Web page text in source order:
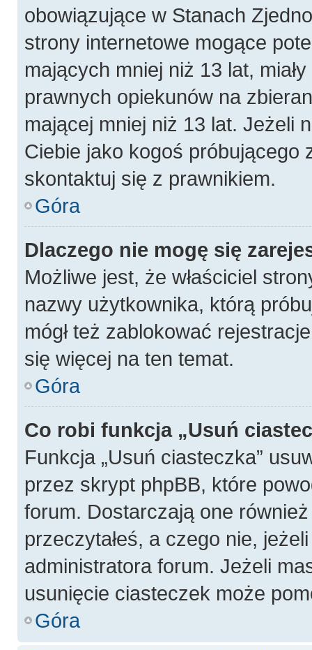
obowiązujące w Stanach
strony internetowe mogące
mających mniej niż 13 lat,
prawnych opiekunów na
mającej mniej niż 13 lat. Jeżeli
Ciebie jako kogoś próbującego
skontaktuj się z prawnikiem.
Góra
Dlaczego nie mogę się
Możliwe jest, że właściciel
nazwy użytkownika, którą
mógł też zablokować
się więcej na ten temat.
Góra
Co robi funkcja „Usuń
Funkcja „Usuń ciasteczka”
przez skrypt phpBB, które
forum. Dostarczają one
przeczytałeś, a czego nie,
administratora forum. Jeżeli
usunięcie ciasteczek może
Góra